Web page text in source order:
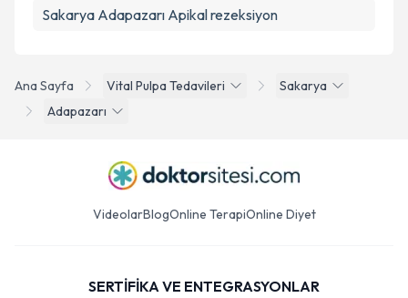
Ana Sayfa Vital Pulpa Tedavileri
Sakarya
Adapazarı
Sakarya Adapazarı Apikal rezeksiyon
VideolarBlogOnline TerapiOnline Diyet
SERTİFİKA VE ENTEGRASYONLAR